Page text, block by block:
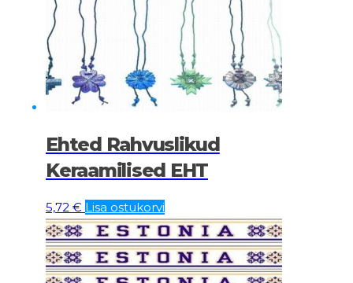
Ehted Rahvuslikud
Keraamilised EHT
5,72 € Lisa ostukorvi